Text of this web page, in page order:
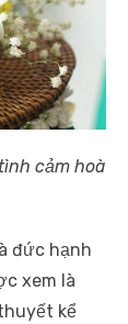
cảm hoà
đức hạnh
xem là
kể